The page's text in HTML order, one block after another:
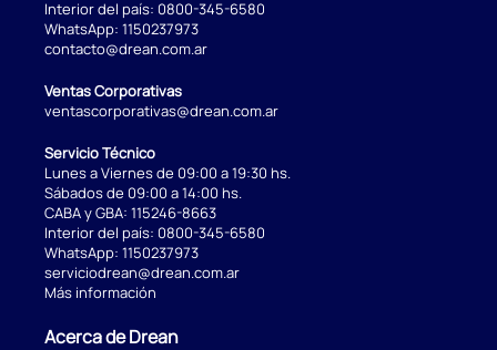
Interior del país: 0800-345-6580
WhatsApp: 1150237973
contacto@drean.com.ar
Ventas Corporativas
ventascorporativas@drean.com.ar
Servicio Técnico
Lunes a Viernes de 09:00 a 19:30 hs.
Sábados de 09:00 a 14:00 hs.
CABA y GBA: 115246-8663
Interior del país: 0800-345-6580
WhatsApp: 1150237973
serviciodrean@drean.com.ar
Más información
Acerca de Drean